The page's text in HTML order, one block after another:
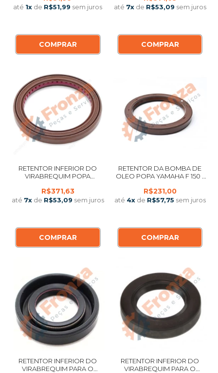
até 1x de R$51,99 sem juros
COMPRAR
até 7xde R$53,09 sem juros
COMPRAR
RETENTOR INFERIOR DO
VIRABREQUIM POPA
R$371,63
até 7xde R$53,09 sem juros
COMPRAR
RETENTOR DA BOMBA DE
OLEO POPA YAMAHA F 150 /
MEDIANO BOMBA
R$231,00
até 4xde R$57,75 sem juros
COMPRAR
RETENTOR INFERIOR DO
VIRABREQUIM PARA O
RETENTOR INFERIOR DO
VIRABREQUIM PARA O